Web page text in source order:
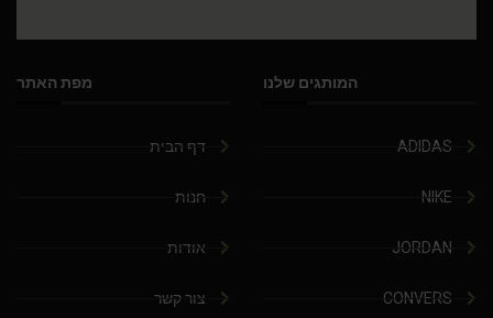
המותגים שלנו
ADIDAS
NIKE
JORDAN
CONVERS
מפת האתר
דף הבית
חנות
אודות
צור קשר